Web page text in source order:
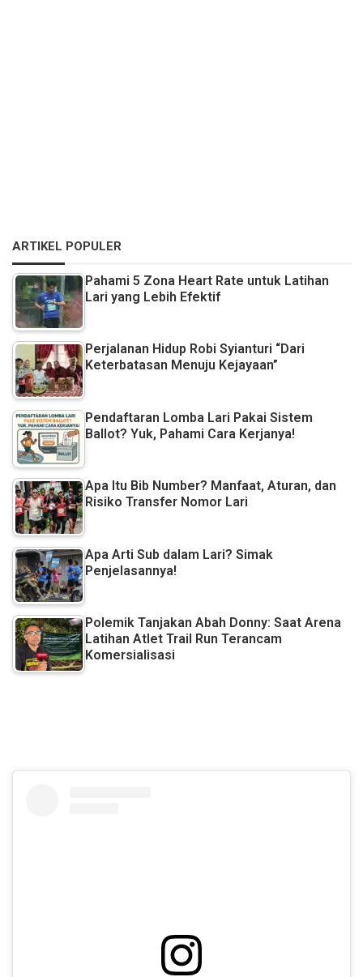
ARTIKEL POPULER
Pahami 5 Zona Heart Rate untuk Latihan
Lari yang Lebih Efektif
Perjalanan Hidup Robi Syianturi “Dari
Keterbatasan Menuju Kejayaan”
Pendaftaran Lomba Lari Pakai Sistem
Ballot? Yuk, Pahami Cara Kerjanya!
Apa Itu Bib Number? Manfaat, Aturan, dan
Risiko Transfer Nomor Lari
Apa Arti Sub dalam Lari? Simak
Penjelasannya!
Polemik Tanjakan Abah Donny: Saat Arena
Latihan Atlet Trail Run Terancam
Komersialisasi